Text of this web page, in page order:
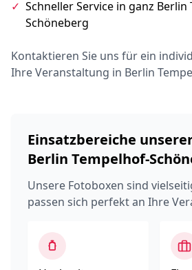
✓ Schneller Service in ganz Berlin
Schöneberg
Kontaktieren Sie uns für ein
Ihre Veranstaltung in Berlin
Einsatzbereiche
Berlin Tempelhof-
Unsere Fotoboxen sind
passen sich perfekt an Ihre